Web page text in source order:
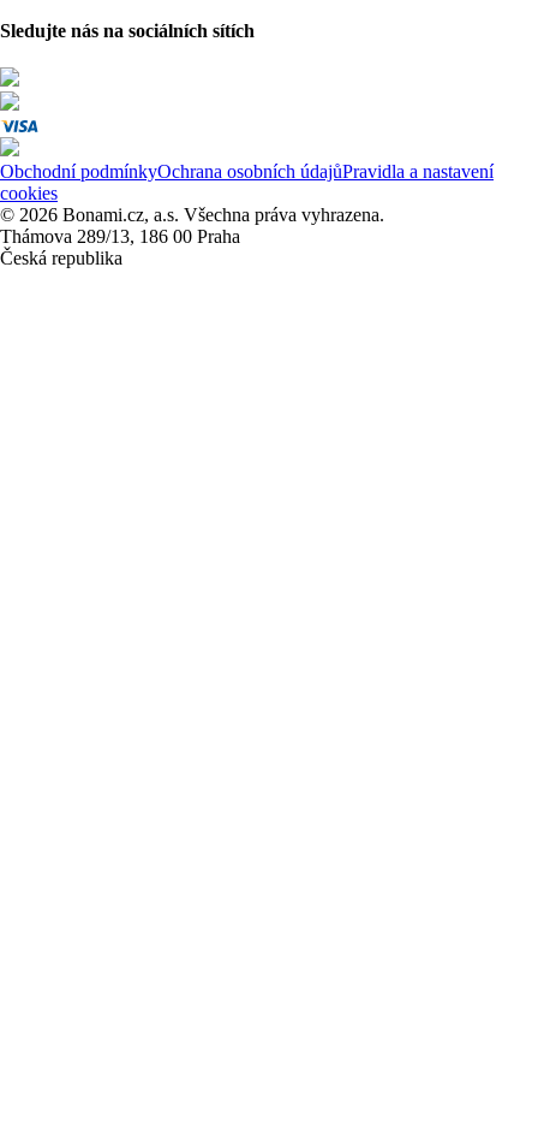
Sledujte nás na sociálních sítích
Obchodní podmínkyOchrana osobních údajůPravidla a nastavení
cookies
© 2026 Bonami.cz, a.s. Všechna práva vyhrazena.
Thámova 289/13, 186 00 Praha
Česká republika